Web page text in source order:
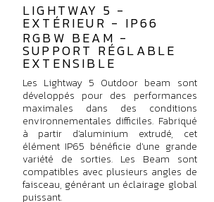
LIGHTWAY 5 -
EXTÉRIEUR - IP66
RGBW BEAM -
SUPPORT RÉGLABLE
EXTENSIBLE
Les Lightway 5 Outdoor beam sont
développés pour des performances
maximales dans des conditions
environnementales difficiles. Fabriqué
à partir d'aluminium extrudé, cet
élément IP65 bénéficie d'une grande
variété de sorties. Les Beam sont
compatibles avec plusieurs angles de
faisceau, générant un éclairage global
puissant.